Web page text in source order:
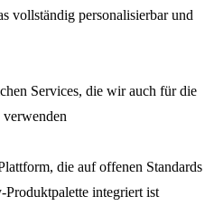
vollständig personalisierbar und
Services, die wir auch für die
die auf offenen Standards
Produktpalette integriert ist